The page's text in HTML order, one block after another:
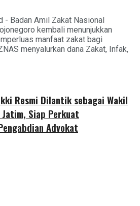
- Badan Amil Zakat Nasional
kembali menunjukkan
manfaat zakat bagi
menyalurkan dana Zakat, Infak,
Resmi Dilantik sebagai Wakil
Jatim, Siap Perkuat
Advokat